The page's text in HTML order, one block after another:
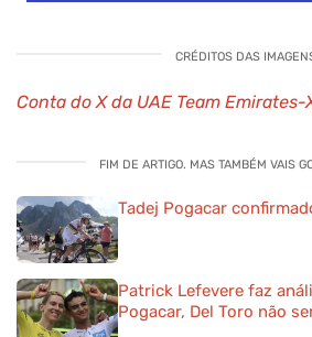
CRÉDITOS DAS
Conta do X da UAE Team Emirates-
FIM DE ARTIGO. MAS TAMBÉM VAIS
Tadej Pogacar
Patrick Lefevere faz
Pogacar, Del Toro não